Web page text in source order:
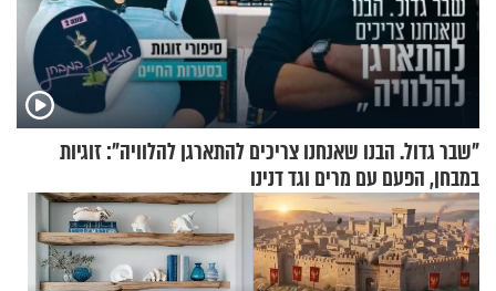
"שבר גדול. הבנו שאנחנו צריכים להתארגן להלוויה": זוגיות
במבחן, הפעם עם מרים וגד דנינו